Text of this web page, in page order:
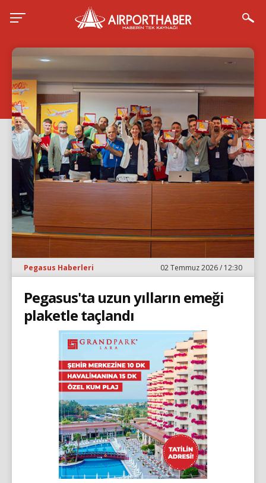
Pegasus Haberleri 02 Temmuz 2026 / 12:30
Pegasus'ta uzun yılların emeği
plaketle taçlandı